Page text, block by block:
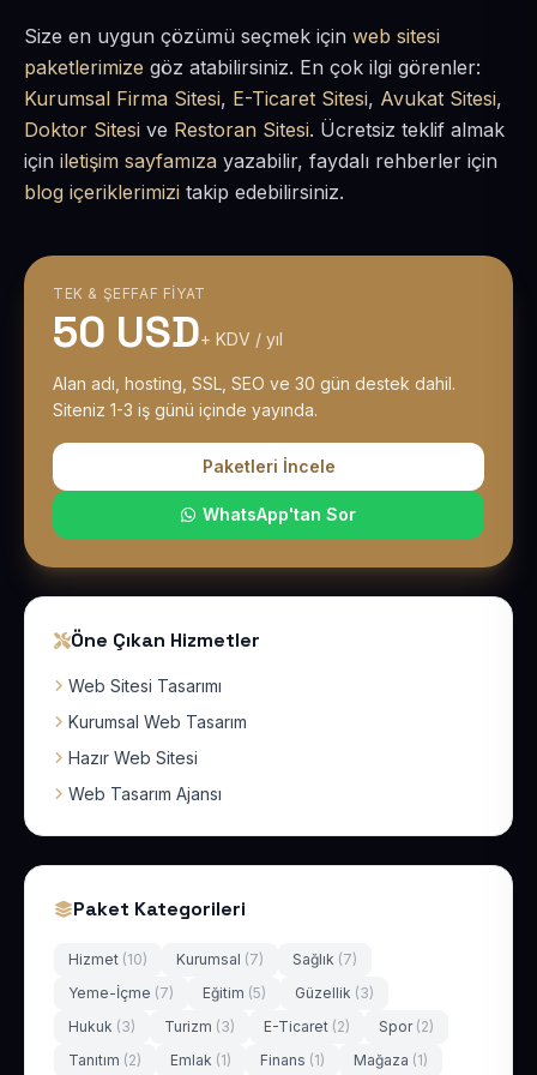
Size en uygun çözümü seçmek için web sitesi
paketlerimize göz atabilirsiniz. En çok ilgi görenler:
Kurumsal Firma Sitesi, E-Ticaret Sitesi, Avukat Sitesi,
Doktor Sitesi ve Restoran Sitesi. Ücretsiz teklif almak
için iletişim sayfamıza yazabilir, faydalı rehberler için
blog içeriklerimizi takip edebilirsiniz.
TEK & ŞEFFAF FIYAT
50 USD+ KDV / yıl
Alan adı, hosting, SSL, SEO ve 30 gün destek dahil.
Siteniz 1-3 iş günü içinde yayında.
Paketleri İncele
WhatsApp'tan Sor
Öne Çıkan Hizmetler
Web Sitesi Tasarımı
Kurumsal Web Tasarım
Hazır Web Sitesi
Web Tasarım Ajansı
Paket Kategorileri
Hizmet (10) Kurumsal (7) Sağlık (7)
Yeme-İçme (7) Eğitim (5) Güzellik (3)
Hukuk (3) Turizm (3) E-Ticaret (2) Spor (2)
Tanıtım (2) Emlak (1) Finans (1) Mağaza (1)